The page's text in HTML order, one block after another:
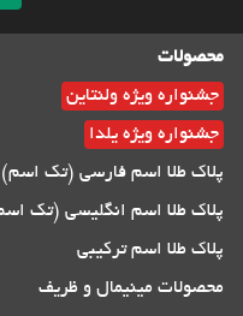
محصولات
جشنواره ویژه ولنتاین
جشنواره ویژه یلدا
پلاک طلا اسم فارسی (تک اسم)
پلاک طلا اسم انگلیسی (تک
پلاک طلا اسم ترکیبی
محصولات مینیمال و ظریف